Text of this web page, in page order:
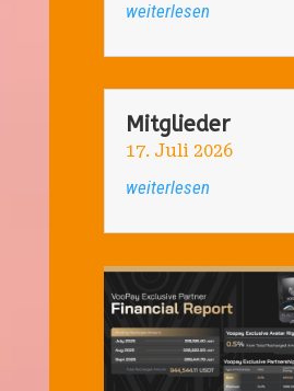
weiterlesen
Mitglieder
17. Juli 2026
weiterlesen